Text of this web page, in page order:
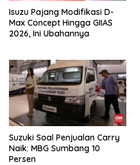
Isuzu Pajang Modifikasi D-
Max Concept Hingga GIIAS
2026, Ini Ubahannya
Suzuki Soal Penjualan Carry
Naik: MBG Sumbang 10
Persen